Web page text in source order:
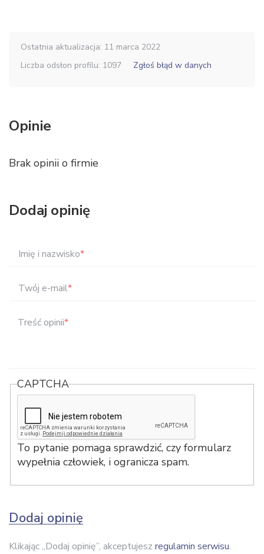
Ostatnia aktualizacja: 11 marca 2022
Liczba odsłon profilu: 1097
Zgłoś błąd w danych
Opinie
Brak opinii o firmie
Dodaj opinię
Imię i nazwisko*
Twój e-mail*
Treść opinii*
CAPTCHA
To pytanie pomaga sprawdzić, czy formularz
wypełnia człowiek, i ogranicza spam.
Dodaj opinię
Klikając „Dodaj opinię”, akceptujesz regulamin serwisu.